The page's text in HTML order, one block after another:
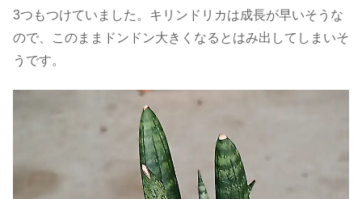
3つもつけていました。キリンドリカは成長が早いそうな
ので、このままドンドン大きくなるとはみ出してしまいそ
うです。